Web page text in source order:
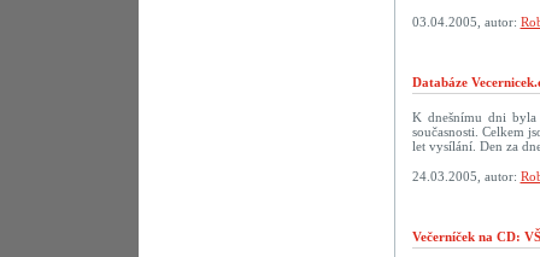
03.04.2005, autor:
Databáze
K dnešnímu dni byla
současnosti. Celkem
let vysílání. Den za
24.03.2005, autor:
Večerníček na CD: